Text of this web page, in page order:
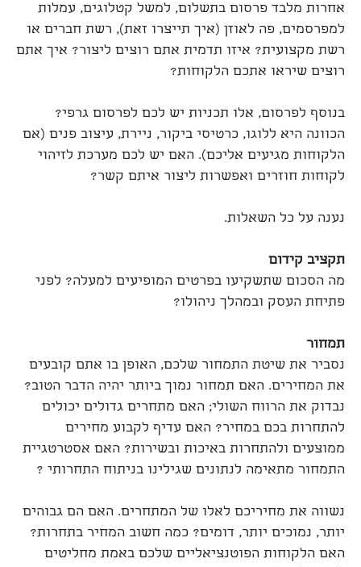
אחרות מלבד פרסום בתשלום, למשל קטלוגים, עמלות
למפרסמים, פה לאוזן (איך תייצרו זאת), רשת חברים או
רשת מקצועית? איזו תדמית אתם רוצים ליצור? איך אתם
רוצים שיראו אתכם הלקוחות?
בנוסף לפרסום, אלו תכניות יש לכם לפרסום גרפי?
הכוונה היא ללוגו, כרטיסי ביקור, ניירת, עיצוב פנים (אם
הלקוחות מגיעים אליכם). האם יש לכם מערכת לזיהוי
לקוחות חוזרים ואפשרות ליצור איתם קשר?
נענה על כל השאלות.
תקציב קידום
מה הסכום שתשקיעו בפרטים המופיעים למעלה? לפני
פתיחת העסק ובמהלך ניהולו?
תמחור
נסביר את שיטת התמחור שלכם, האופן בו אתם קובעים
את המחירים. האם תמחור נמוך ביותר יהיה הדבר הטוב?
נבדוק את הרווח השולי; האם מתחרים גדולים יכולים
להתחרות בכם במחיר? האם עדיף לקבוע מחירים
ממוצעים ולהתחרות באיכות ובשירות? האם אסטרטגיית
התמחור מתאימה לנתונים שגילינו בניתוח התחרותי ?
נשווה את מחיריכם לאלו של המתחרים. האם הם גבוהים
יותר, נמוכים יותר, דומים? כמה חשוב המחיר בתחרות?
האם הלקוחות הפוטנציאליים שלכם באמת מחליטים